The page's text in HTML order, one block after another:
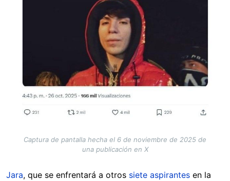
Captura de pantalla hecha el 6 de noviembre de 2025 de
una publicación en X
Jara, que se enfrentará a otros siete aspirantes en la